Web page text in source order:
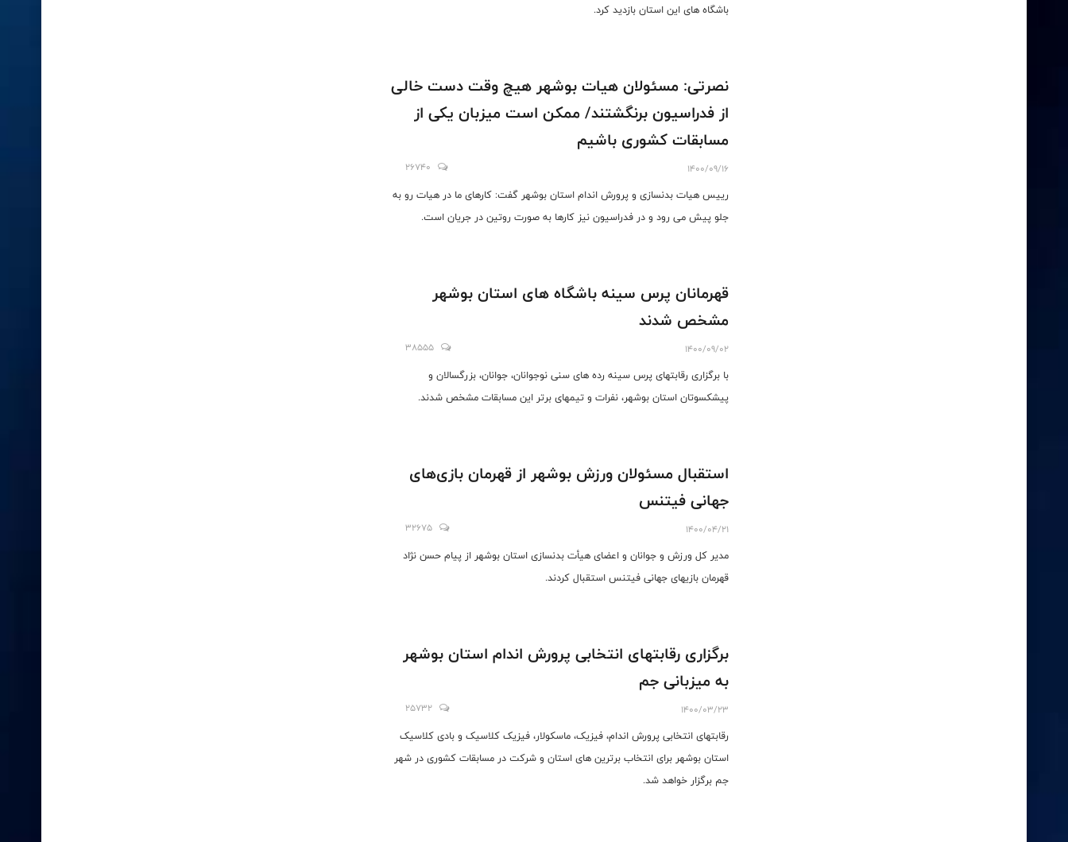
باشگاه های این استان بازدید کرد.
نصرتی: مسئولان هیات بوشهر هیچ وقت دست خالی
از فدراسیون برنگشتند/ ممکن است میزبان یکی از
مسابقات کشوری باشیم
1400/09/16
26740
رییس هیات بدنسازی و پرورش اندام استان بوشهر گفت: کارهای ما در هیات رو به
جلو پیش می رود و در فدراسیون نیز کارها به صورت روتین در جریان است.
قهرمانان پرس سینه باشگاه های استان بوشهر
مشخص شدند
1400/09/02
38555
با برگزاری رقابتهای پرس سینه رده های سنی نوجوانان، جوانان، بزرگسالان و
پیشکسوتان استان بوشهر، نفرات و تیمهای برتر این مسابقات مشخص شدند.
استقبال مسئولان ورزش بوشهر از قهرمان بازی‌های
جهانی فیتنس
1400/04/21
32675
مدیر کل ورزش و جوانان و اعضای هیأت بدنسازی استان بوشهر از پیام حسن نژاد
قهرمان بازیهای جهانی فیتنس استقبال کردند.
برگزاری رقابتهای انتخابی پرورش اندام استان بوشهر
به میزبانی جم
1400/03/23
25732
رقابتهای انتخابی پرورش اندام، فیزیک، ماسکولار، فیزیک کلاسیک و بادی کلاسیک
استان بوشهر برای انتخاب برترین های استان و شرکت در مسابقات کشوری در شهر
جم برگزار خواهد شد.